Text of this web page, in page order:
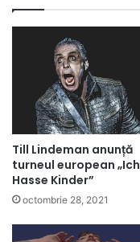
Till Lindeman anunță
turneul european „Ich
Hasse Kinder”
octombrie 28, 2021